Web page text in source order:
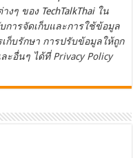
งๆ ของ TechTalkThai ใน
การจัดเก็บและการใช้ข้อมูล
ก็บรักษา การปรับข้อมูลให้ถูก
ะอื่นๆ ได้ที่Privacy Policy